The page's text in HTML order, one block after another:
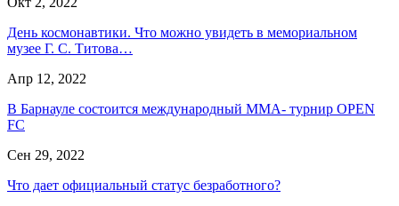
День космонавтики. Что можно увидеть в мемориальном
музее Г. С. Титова…
Апр 12, 2022
В Барнауле состоится международный MMA- турнир OPEN
FC
Сен 29, 2022
Что дает официальный статус безработного?